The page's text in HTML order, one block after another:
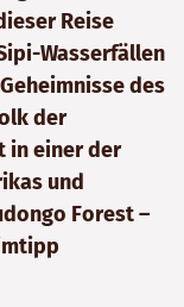
Reise
Wasserfällen
des
der
in einer der
und
Forest –